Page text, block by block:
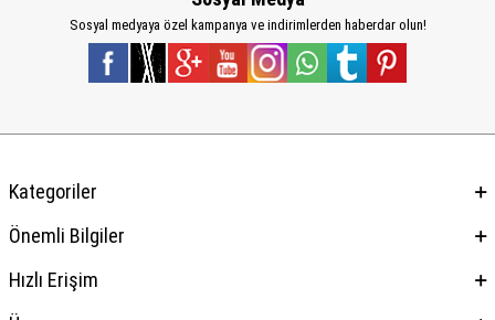
Sosyal medyaya özel kampanya ve indirimlerden haberdar olun!
Kategoriler
Önemli Bilgiler
Hızlı Erişim